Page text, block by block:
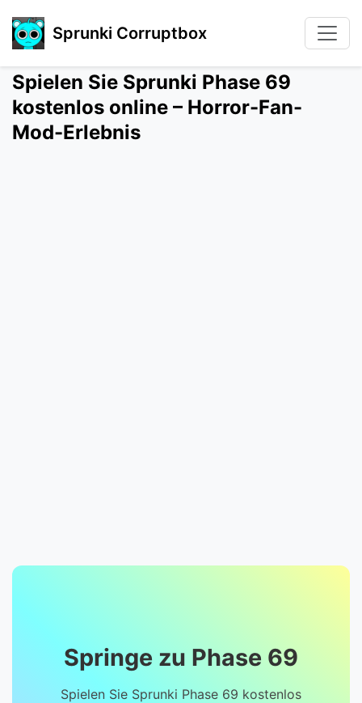
Sprunki Corruptbox
Spielen Sie Sprunki Phase 69
kostenlos online – Horror-Fan-
Mod-Erlebnis
Springe zu Phase 69
Spielen Sie Sprunki Phase 69 kostenlos